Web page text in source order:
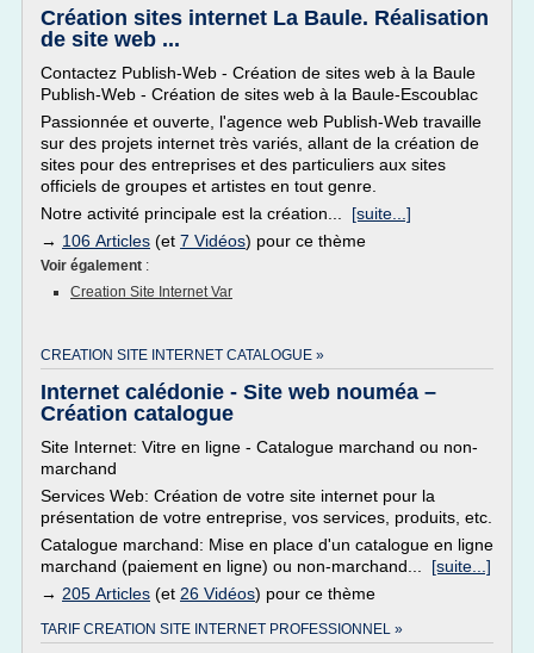
Création sites internet La Baule. Réalisation
de site web ...
Contactez Publish-Web - Création de sites web à la Baule
Publish-Web - Création de sites web à la Baule-Escoublac
Passionnée et ouverte, l'agence web Publish-Web travaille
sur des projets internet très variés, allant de la création de
sites pour des entreprises et des particuliers aux sites
officiels de groupes et artistes en tout genre.
Notre activité principale est la création... [suite...]
→ 106 Articles (et 7 Vidéos) pour ce thème
Voir également :
Creation Site Internet Var
CREATION SITE INTERNET CATALOGUE »
Internet calédonie - Site web nouméa –
Création catalogue
Site Internet: Vitre en ligne - Catalogue marchand ou non-
marchand
Services Web: Création de votre site internet pour la
présentation de votre entreprise, vos services, produits, etc.
Catalogue marchand: Mise en place d'un catalogue en ligne
marchand (paiement en ligne) ou non-marchand... [suite...]
→ 205 Articles (et 26 Vidéos) pour ce thème
TARIF CREATION SITE INTERNET PROFESSIONNEL »